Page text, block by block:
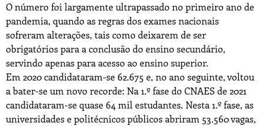
O número foi largamente ultrapassado no primeiro ano de
pandemia, quando as regras dos exames nacionais
sofreram alterações, tais como deixarem de ser
obrigatórios para a conclusão do ensino secundário,
servindo apenas para acesso ao ensino superior.
Em 2020 candidataram-se 62.675 e, no ano seguinte, voltou
a bater-se um novo recorde: Na 1.º fase do CNAES de 2021
candidataram-se quase 64 mil estudantes. Nesta 1.º fase, as
universidades e politécnicos públicos abriram 53.560 vagas,